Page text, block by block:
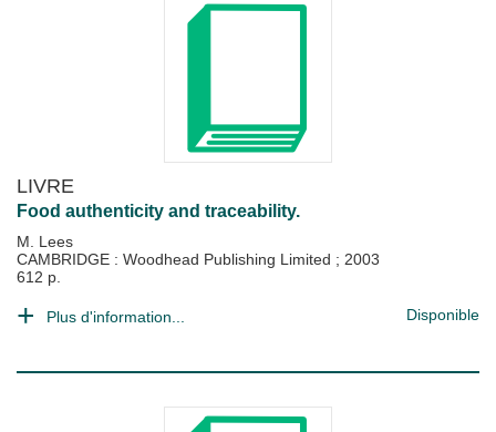
LIVRE
Food authenticity and traceability.
M. Lees
CAMBRIDGE : Woodhead Publishing Limited ; 2003
612 p.
Plus d'information... Disponible